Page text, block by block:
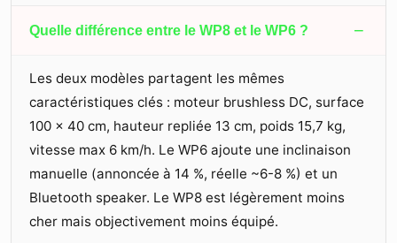
Quelle différence entre le WP8 et le WP6 ? −
Les deux modèles partagent les mêmes
caractéristiques clés : moteur brushless DC, surface
100 × 40 cm, hauteur repliée 13 cm, poids 15,7 kg,
vitesse max 6 km/h. Le WP6 ajoute une inclinaison
manuelle (annoncée à 14 %, réelle ~6-8 %) et un
Bluetooth speaker. Le WP8 est légèrement moins
cher mais objectivement moins équipé.